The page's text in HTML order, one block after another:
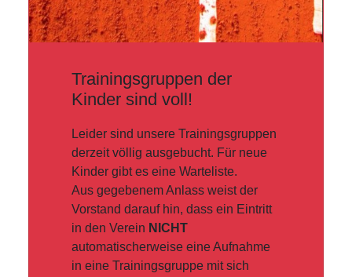
Trainingsgruppen der
Kinder sind voll!
Leider sind unsere Trainingsgruppen
derzeit völlig ausgebucht. Für neue
Kinder gibt es eine Warteliste.
Aus gegebenem Anlass weist der
Vorstand darauf hin, dass ein Eintritt
in den Verein NICHT
automatischerweise eine Aufnahme
in eine Trainingsgruppe mit sich